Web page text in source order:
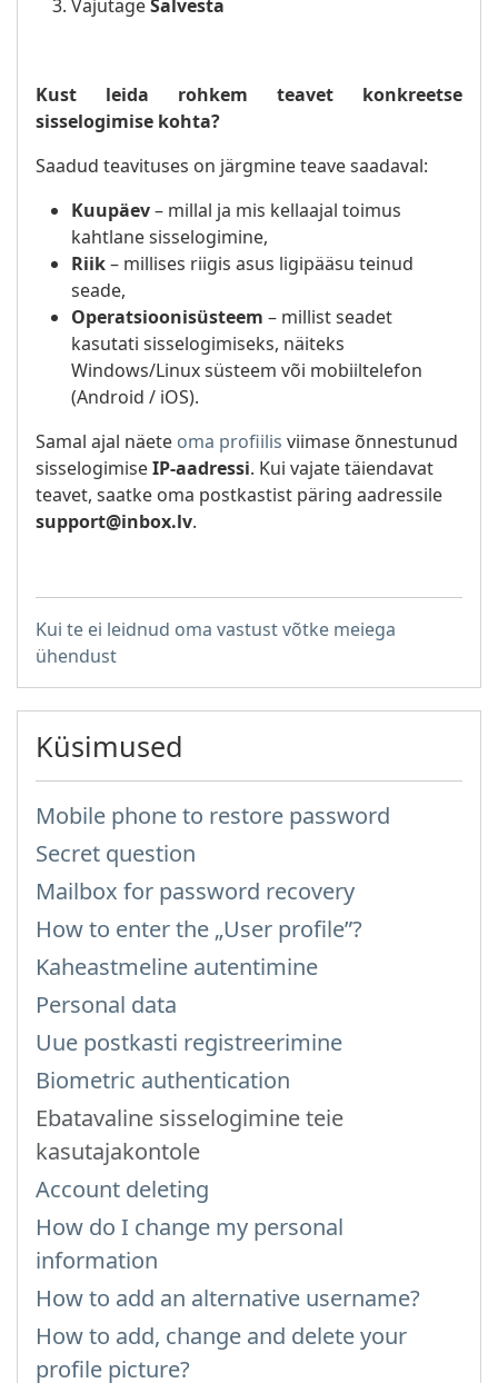
VajutageSalvesta
Kust leida rohkem teavet konkreetse
sisselogimise kohta?
Saadud teavituses on järgmine teave saadaval:
Kuupäev– millal ja mis kellaajal toimus
kahtlane sisselogimine,
Riik– millises riigis asus ligipääsu teinud
seade,
Operatsioonisüsteem – millist seadet
kasutati sisselogimiseks, näiteks
Windows/Linux süsteem või mobiiltelefon
(Android / iOS).
Samal ajal näete oma profiilis viimase õnnestunud
sisselogimiseIP-aadressi. Kui vajate täiendavat
teavet, saatke oma postkastist päring aadressile
support@inbox.lv.
Kui te ei leidnud oma vastust võtke meiega
ühendust
Küsimused
Mobile phone to restore password
Secret question
Mailbox for password recovery
How to enter the „User profile”?
Kaheastmeline autentimine
Personal data
Uue postkasti registreerimine
Biometric authentication
Ebatavaline sisselogimine teie
kasutajakontole
Account deleting
How do I change my personal
information
How to add an alternative username?
How to add, change and delete your
profile picture?